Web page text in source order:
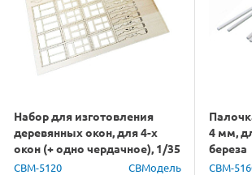
Набор для изготовления
деревянных окон, для 4-х
окон (+ одно чердачное), 1/35
CBM-5120 СВМодель
4 мм,
береза
CBM-